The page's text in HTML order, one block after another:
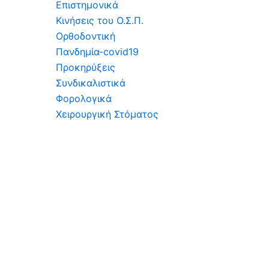
Επιστημονικά
Κινήσεις του Ο.Σ.Π.
Ορθοδοντική
Πανδημία-covid19
Προκηρύξεις
Συνδικαλιστικά
Φορολογικά
Χειρουργική Στόματος